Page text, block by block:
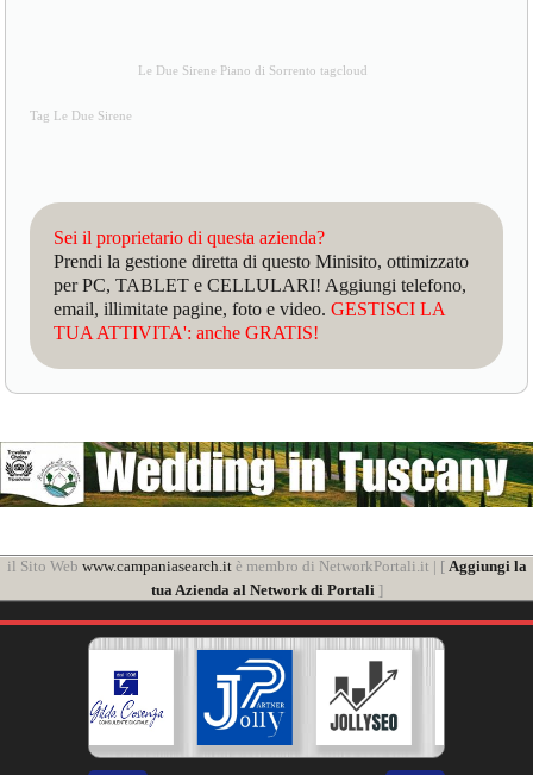
Le Due Sirene Piano di Sorrento tagcloud
Tag Le Due Sirene
Sei il proprietario di questa azienda?
Prendi la gestione diretta di questo Minisito, ottimizzato
per PC, TABLET e CELLULARI! Aggiungi telefono,
email, illimitate pagine, foto e video.GESTISCI LA
TUA ATTIVITA': anche GRATIS!
il Sito Web www.campaniasearch.itè membro di NetworkPortali.it | [ Aggiungi la
tua Azienda al Network di Portali]